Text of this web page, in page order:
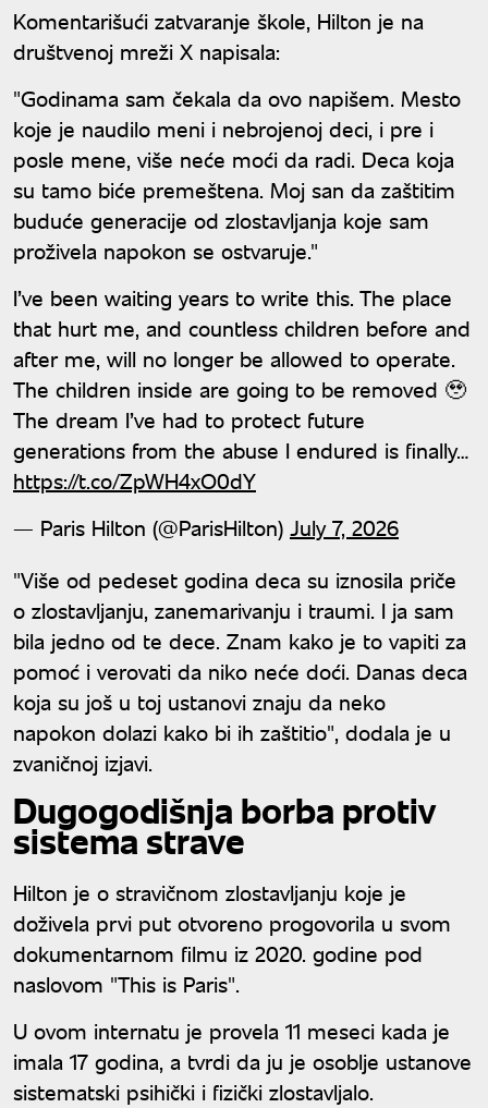
Komentarišući zatvaranje škole, Hilton je na
društvenoj mreži X napisala:
"Godinama sam čekala da ovo napišem. Mesto
koje je naudilo meni i nebrojenoj deci, i pre i
posle mene, više neće moći da radi. Deca koja
su tamo biće premeštena. Moj san da zaštitim
buduće generacije od zlostavljanja koje sam
proživela napokon se ostvaruje."
I’ve been waiting years to write this. The place
that hurt me, and countless children before and
after me, will no longer be allowed to operate.
The children inside are going to be removed 🥹
The dream I’ve had to protect future
generations from the abuse I endured is finally…
https://t.co/ZpWH4xO0dY
— Paris Hilton (@ParisHilton) July 7, 2026
"Više od pedeset godina deca su iznosila priče
o zlostavljanju, zanemarivanju i traumi. I ja sam
bila jedno od te dece. Znam kako je to vapiti za
pomoć i verovati da niko neće doći. Danas deca
koja su još u toj ustanovi znaju da neko
napokon dolazi kako bi ih zaštitio", dodala je u
zvaničnoj izjavi.
Dugogodišnja borba protiv
sistema strave
Hilton je o stravičnom zlostavljanju koje je
doživela prvi put otvoreno progovorila u svom
dokumentarnom filmu iz 2020. godine pod
naslovom "This is Paris".
U ovom internatu je provela 11 meseci kada je
imala 17 godina, a tvrdi da ju je osoblje ustanove
sistematski psihički i fizički zlostavljalo.